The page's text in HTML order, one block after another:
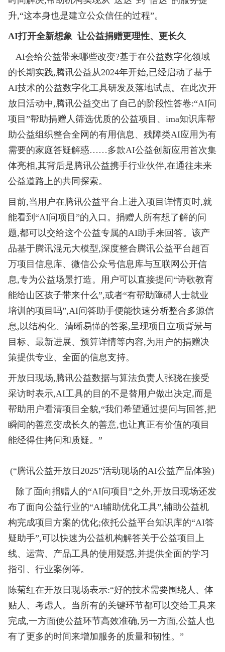
升,“这本身也是建立公众信任的过程”。
AI打开全新想象 让公益捐赠更理性、更长久
AI会给公益带来哪些改变?基于在公益数字化领域
的长期实践,腾讯公益从2024年开始,已经启动了基于
AI技术的公益数字化工具研发及落地试点。在此次开
放日活动中,腾讯公益交出了自己的阶段性答卷:“AI问
项目”帮助捐赠人筛选优质的公益项目、ima知识库帮
助公益组织整合全网的有用信息、残障类AI应用为有
需要的家庭答疑解惑……多款AI公益创新应用首次集
体亮相,其背后是腾讯公益携手行业伙伴,在通往未来
公益道路上的共同探索。
目前,当用户在腾讯公益平台上进入项目详情页时,就
能看到“AI问项目”的入口。捐赠人所有想了解的问
题,都可以交给这个公益专属的AI助手来回答。该产
品基于腾讯混元大模型,深度整合腾讯公益平台超百
万项目信息库、微信公众号信息库与互联网公开信
息,专为公益场景打造。用户可以直接提问“诗歌教育
能给山区孩子带来什么”,或者“有帮助障碍人士就业
培训的项目吗”,AI问答助手便能快速分析整合多源信
息,以结构化、清晰易懂的答案,呈现项目立项背景与
目标、最新进展、预算详情等内容,为用户的捐赠决
策提供专业、全面的信息支持。
开放日现场,腾讯公益数据与算法负责人张骁在接受
采访时表示,AI工具的目的不是替用户做出决定,而是
帮助用户看清项目全貌,“我们希望通过提问与回答,把
瞬间的善意变成长久的善意,也让真正有价值的项目
能经得住拷问和质疑。”
(“腾讯公益开放日2025”活动现场的AI公益产品体验)
除了面向捐赠人的“AI问项目”之外,开放日现场还发
布了面向公益行业的“AI辅助优化工具”,辅助公益机
构完成项目方案的优化;依托公益平台知识库的“AI答
疑助手”,可以快速为公益机构解答关于公益项目上
线、运营、产品工具的使用疑惑,并提供全面的学习
指引、行业案例等。
陈菊红在开放日现场表示:“好的技术需要围绕人、体
贴人、考虑人。当所有的关键环节都可以交给工具来
完成,一方面使公益环节高效准确,另一方面,公益人也
有了更多的时间来增加服务的质量和韧性。”